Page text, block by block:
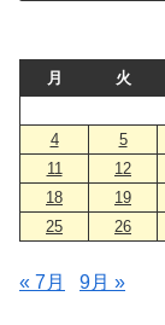
月 火
4
5
11
12
18
19
25
26
« 7月 9月 »